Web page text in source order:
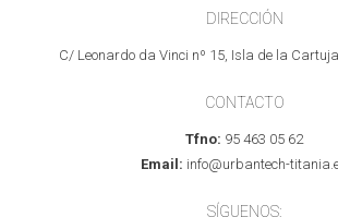
DIRECCIÓN
C/ Leonardo da Vinci nº 15, Isla de la
CONTACTO
Tfno: 95 463 05 62
Email: info@urbantech-
SÍGUENOS: